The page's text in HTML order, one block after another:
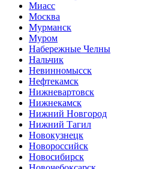
Миасс
Москва
Мурманск
Муром
Набережные Челны
Нальчик
Невинномысск
Нефтекамск
Нижневартовск
Нижнекамск
Нижний Новгород
Нижний Тагил
Новокузнецк
Новороссийск
Новосибирск